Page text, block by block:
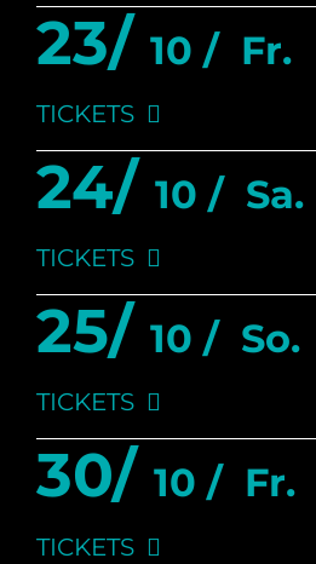
23/ 10 / Fr.
TICKETS
24/ 10 / Sa.
TICKETS
25/ 10 / So.
TICKETS
30/ 10 / Fr.
TICKETS